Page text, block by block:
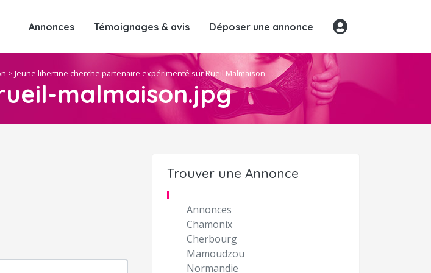
Annonces Témoignages & avis Déposer une annonce
> Jeune libertine cherche partenaire expérimenté sur Rueil Malmaison
malmaison.jpg
Trouver une Annonce
Annonces
Chamonix
Cherbourg
Mamoudzou
Normandie